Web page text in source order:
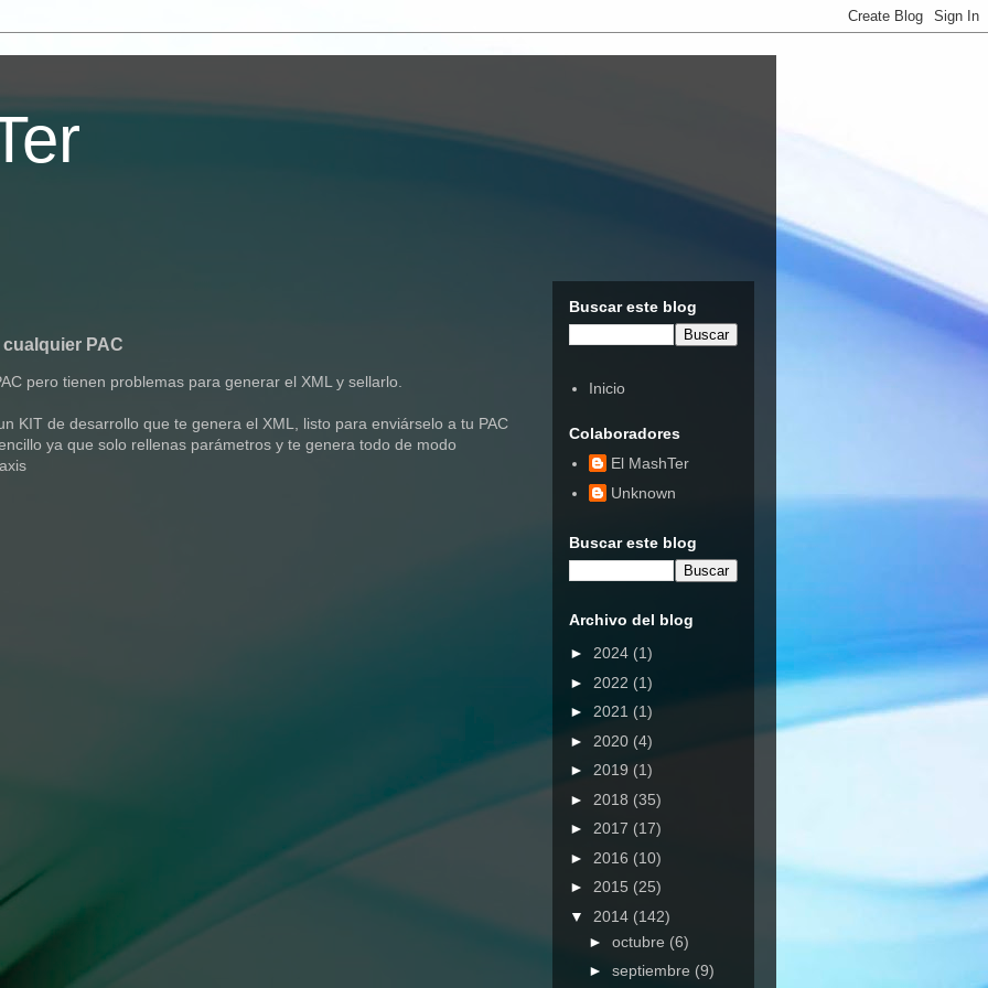
PAC
pero tienen problemas para generar el XML y sellarlo.
KIT de desarrollo que te genera el XML, listo para enviárselo a tu PAC
ya que solo rellenas parámetros y te genera todo de modo
Buscar este blog
Inicio
Colaboradores
El MashTer
Unknown
Buscar este blog
Archivo del blog
► 2024 (1)
► 2022 (1)
► 2021 (1)
► 2020 (4)
► 2019 (1)
► 2018 (35)
► 2017 (17)
► 2016 (10)
► 2015 (25)
▼ 2014 (142)
► octubre (6)
► septiembre (9)